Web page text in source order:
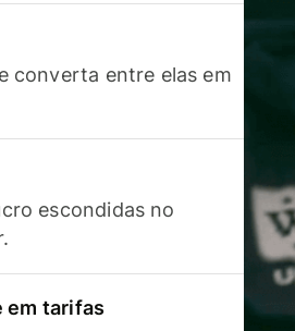
converta entre elas em
escondidas no
em tarifas